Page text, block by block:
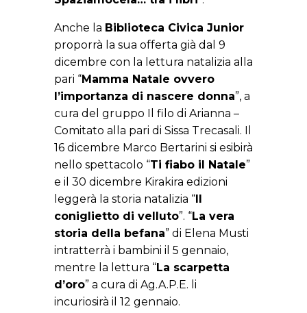
Anche la Biblioteca Civica Junior
proporrà la sua offerta già dal 9
dicembre con la lettura natalizia alla
pari “Mamma Natale ovvero
l’importanza di nascere donna”, a
cura del gruppo Il filo di Arianna –
Comitato alla pari di Sissa Trecasali. Il
16 dicembre Marco Bertarini si esibirà
nello spettacolo “Ti fiabo il Natale”
e il 30 dicembre Kirakira edizioni
leggerà la storia natalizia “Il
coniglietto di velluto”. “La vera
storia della befana” di Elena Musti
intratterrà i bambini il 5 gennaio,
mentre la lettura “La scarpetta
d’oro” a cura di Ag.A.P.E. li
incuriosirà il 12 gennaio.